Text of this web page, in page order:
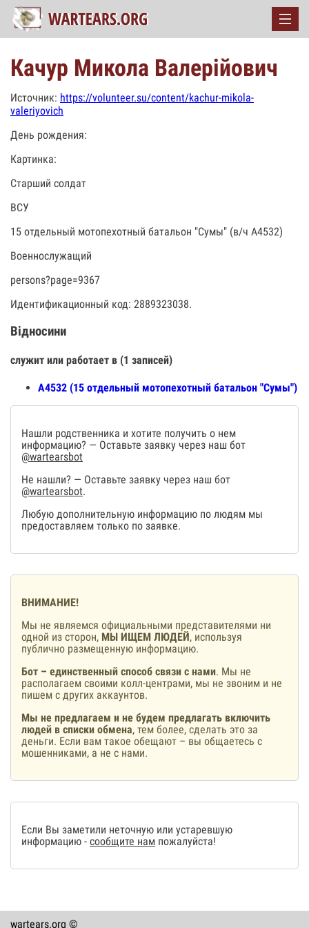
Качур Микола Валерійович
Источник: https://volunteer.su/content/kachur-mikola-
valeriyovich
День рождения:
Картинка:
Старший солдат
ВСУ
15 отдельный мотопехотный батальон "Сумы" (в/ч А4532)
Военнослужащий
persons?page=9367
Идентификационный код: 2889323038.
Відносини
служит или работает в (1 записей)
А4532 (15 отдельный мотопехотный батальон "Сумы")
Нашли родственника и хотите получить о нем
информацию? — Оставьте заявку через наш бот
@wartearsbot
Не нашли? — Оставьте заявку через наш бот
@wartearsbot.
Любую дополнительную информацию по людям мы
предоставляем только по заявке.
ВНИМАНИЕ!
Мы не являемся официальными представителями ни
одной из сторон, МЫ ИЩЕМ ЛЮДЕЙ, используя
публично размещенную информацию.
Бот – единственный способ связи с нами. Мы не
располагаем своими колл-центрами, мы не звоним и не
пишем с других аккаунтов.
Мы не предлагаем и не будем предлагать включить
людей в списки обмена, тем более, сделать это за
деньги. Если вам такое обещают – вы общаетесь с
мошенниками, а не с нами.
Если Вы заметили неточную или устаревшую
информацию - сообщите нам пожалуйста!
wartears.org ©